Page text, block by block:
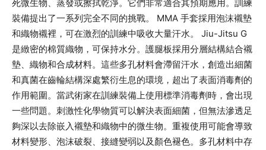
死微生物、蒸發或擦拭乾淨。它們非常適合其預期應用。訓練
裝備提出了一系列完全不同的挑戰。 MMA 手套採用泡沫襯墊
和織物襯裡，可在激烈的訓練中吸收大量汗水。 Jiu-Jitsu G
是緻密的棉質織物，可保持水分。護腿板採用分層結構結合襯
墊、織物和合成材料。這些多孔材料會滯留汗水，創造出細菌
和真菌在齒輪結構深處繁衍生息的環境，超出了表面消毒劑的
作用範圍。當武術家在訓練裝備上使用標準消毒劑時，會出現
一些問題。刺激性化學物質可以解決表面細菌，但無法滲透足
夠深以去除嵌入襯墊和織物中的微生物。重複使用可能會導致
材料變形、泡沫破裂、接縫變弱以及顏色褪色。多孔材料中存